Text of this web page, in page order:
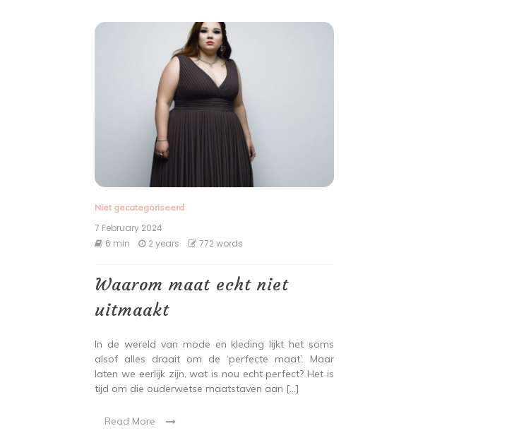
Niet gecategoriseerd
7 February 2024
6 min
2 years 772 words
Waarom maat echt niet
uitmaakt
In de wereld van mode en kleding lijkt het soms
alsof alles draait om de ‘perfecte maat’. Maar
laten we eerlijk zijn, wat is nou echt perfect? Het is
tijd om die ouderwetse maatstaven aan […]
Read More